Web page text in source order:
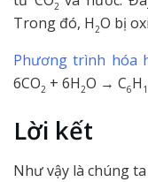
2
Trong đó, H 2O bị
Phương trình hóa
6CO2 + 6H 2O → C6H
Lời kết
Như vậy là chúng